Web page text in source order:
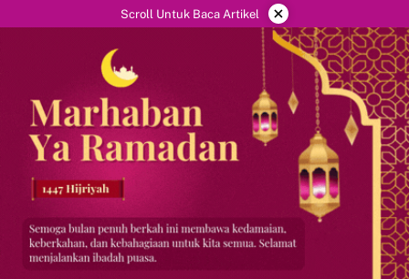
ke
Scroll Untuk Baca Artikel ×